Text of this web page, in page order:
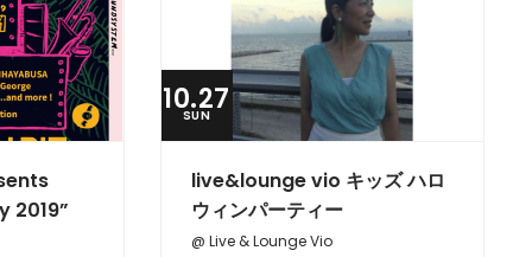
2019”
10.27
SUN
live&lounge vio キッズ ハロ
ウィンパーティー
@ Live & Lounge Vio